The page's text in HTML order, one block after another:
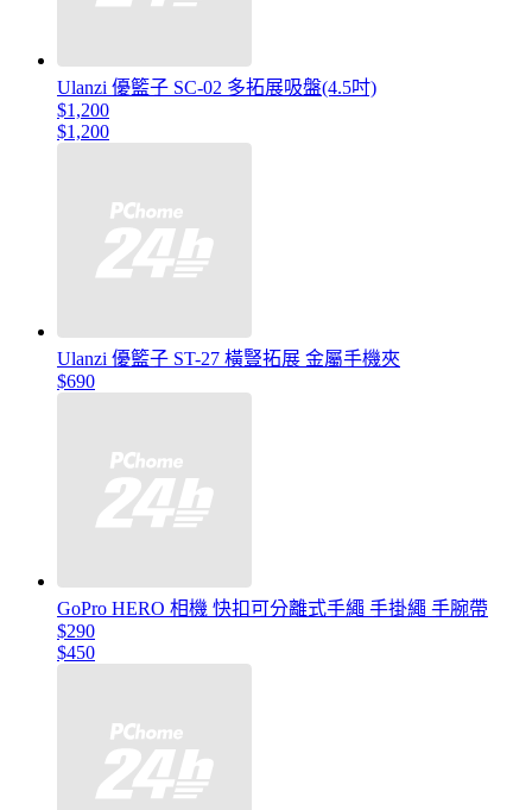
Ulanzi 優籃子 SC-02 多拓展吸盤(4.5吋)
$1,200
$1,200
Ulanzi 優籃子 ST-27 橫豎拓展 金屬手機夾
$690
GoPro HERO 相機 快扣可分離式手繩 手掛繩 手腕帶
$290
$450